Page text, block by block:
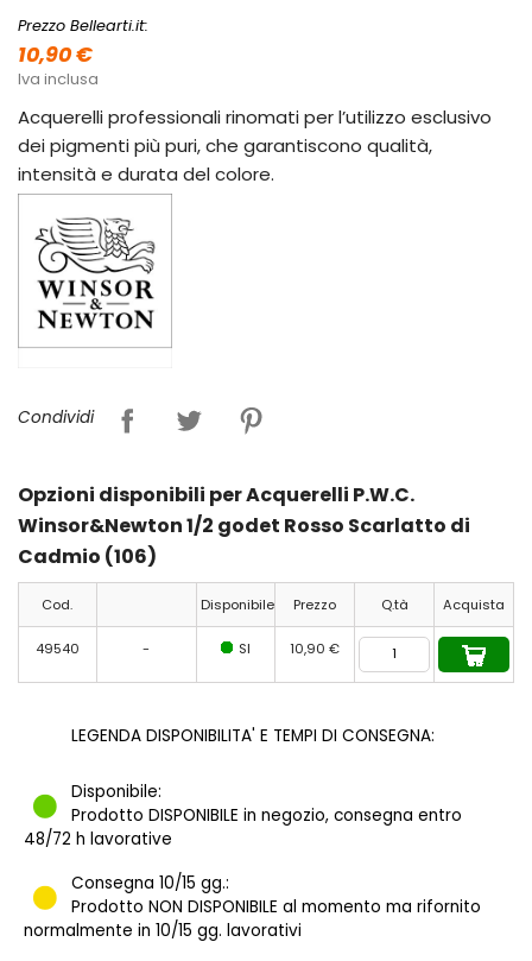
Prezzo Bellearti.it:
10,90 €
Iva inclusa
Acquerelli professionali rinomati per l’utilizzo esclusivo
dei pigmenti più puri, che garantiscono qualità,
intensità e durata del colore.
Condividi
Opzioni disponibili per Acquerelli P.W.C.
Winsor&Newton 1/2 godet Rosso Scarlatto di
Cadmio (106)
Cod. Disponibile Prezzo Q.tà Acquista
49540 - SI 10,90 €
LEGENDA DISPONIBILITA' E TEMPI DI CONSEGNA:
Disponibile:
Prodotto DISPONIBILE in negozio, consegna entro
48/72 h lavorative
Consegna 10/15 gg.:
Prodotto NON DISPONIBILE al momento ma rifornito
normalmente in 10/15 gg. lavorativi